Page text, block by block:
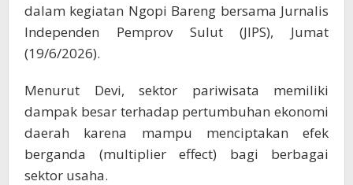
dalam kegiatan Ngopi Bareng bersama Jurnalis
Independen Pemprov Sulut (JIPS), Jumat
(19/6/2026).
Menurut Devi, sektor pariwisata memiliki
dampak besar terhadap pertumbuhan ekonomi
daerah karena mampu menciptakan efek
berganda (multiplier effect) bagi berbagai
sektor usaha.